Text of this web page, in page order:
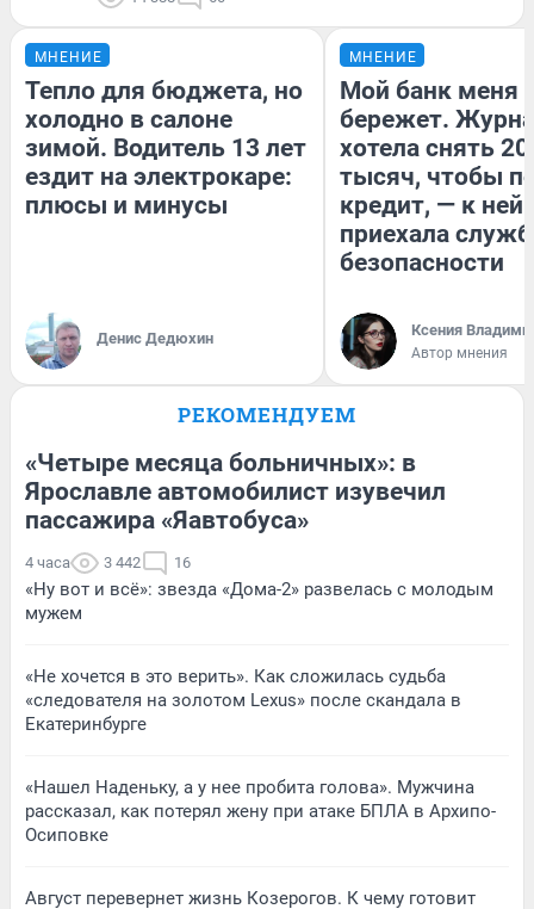
МНЕНИЕ
Тепло для бюджета, но
холодно в салоне
зимой. Водитель 13 лет
ездит на электрокаре:
плюсы и минусы
Денис Дедюхин
МНЕНИЕ
Мой банк меня
бережет.
хотела снять
тысяч, чтобы
кредит, — к
приехала
безопасности
Ксения
Автор мнения
РЕКОМЕНДУЕМ
«Четыре месяца больничных»: в
Ярославле автомобилист изувечил
пассажира «Яавтобуса»
4 часа 3 442 16
«Ну вот и всё»: звезда «Дома-2» развелась с молодым
мужем
«Не хочется в это верить». Как сложилась судьба
«следователя на золотом Lexus» после скандала в
Екатеринбурге
«Нашел Наденьку, а у нее пробита голова». Мужчина
рассказал, как потерял жену при атаке БПЛА в Архипо-
Осиповке
Август перевернет жизнь Козерогов. К чему готовит